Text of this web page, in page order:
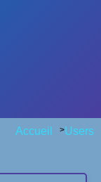
Accueil >Users